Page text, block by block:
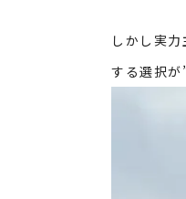
しかし実
する選択が